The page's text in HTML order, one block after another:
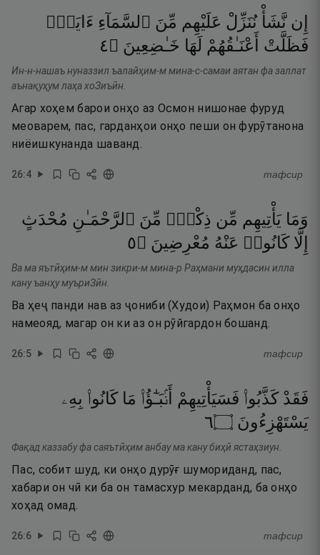
إِن نَّشَأْ نُنَزِّلْ عَلَيْهِم مِّنَ ٱلسَّمَآءِ ءَايَةًۭ
فَظَلَّتْ
أَعْنَـٰقُهُمْ لَهَا خَـٰضِعِينَ ۝٤
Ин-н-нашаъ нуназзил ъалайҳим-м мина-с-самаи аятан фа заллат
аънақуҳум лаҳа хоЗиъӣн.
Агар хоҳем барои онҳо аз Осмон нишонае фуруд
меоварем, пас, гарданҳои онҳо пеши он фурӯтанона
ниёишкунанда шаванд.
26:4 тафсир
وَمَا يَأْتِيهِم مِّن ذِكْرٍۢ مِّنَ ٱلرَّحْمَـٰنِ مُحْدَثٍ
إِلَّا كَانُوا۟ عَنْهُ مُعْرِضِينَ ۝٥
Ва ма яътӣҳим-м мин зикри-м мина-р Раҳмани муҳдасин илла
кану ъанҳу муъриЗӣн.
Ва ҳеҷ панди нав аз ҷониби (Худои) Раҳмон ба онҳо
намеояд, магар он ки аз он рӯйгардон бошанд.
26:5 тафсир
فَقَدْ كَذَّبُوا۟ فَسَيَأْتِيهِمْ أَنۢبَـٰٓؤُا۟ مَا كَانُوا۟ بِهِۦ
يَسْتَهْزِءُونَ ۝٦
Фақад каззабу фа саяътӣҳим анбау ма кану биҳӣ ястаҳзиун.
Пас, собит шуд, ки онҳо дурӯғ шумориданд, пас,
хабари он чӣ ки ба он тамасхур мекарданд, ба онҳо
хоҳад омад.
26:6 тафсир